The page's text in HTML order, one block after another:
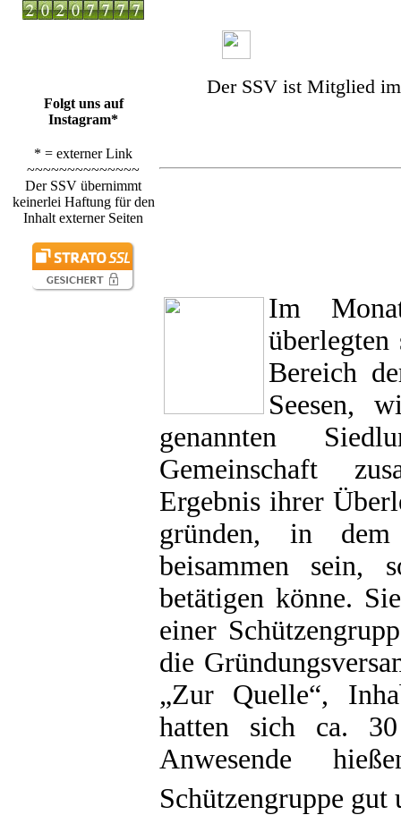
Folgt uns auf
Instagram*
* = externer Link
~~~~~~~~~~~~~~
Der SSV übernimmt
keinerlei Haftung für den
Inhalt externer Seiten
Der SSV ist Mitglied
Im
Bereich
Seesen,
genannten
Gemeinschaft
Ergebnis ihrer
gründen, in
beisammen sein,
betätigen könne.
einer
die
„Zur Quelle“,
hatten sich ca. 30
Anwesende
Schützengruppe